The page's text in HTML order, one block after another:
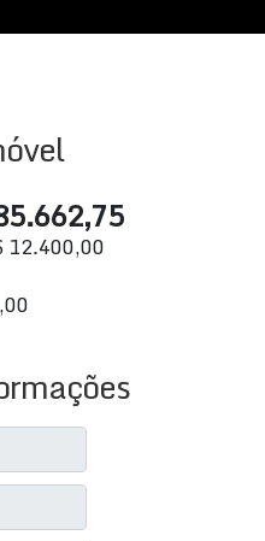
12.400,00